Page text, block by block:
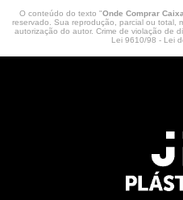
O conteúdo do texto "Onde Comprar
reservado. Sua reprodução, parcial ou total,
autorização do autor. Crime de violação de
Lei 9610/98 - Lei